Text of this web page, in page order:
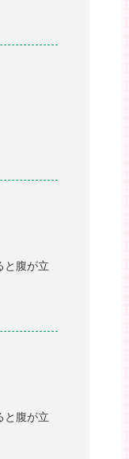
と腹が立
と腹が立